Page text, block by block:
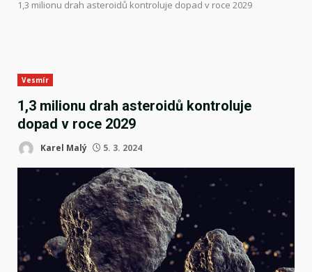
1,3 milionu drah asteroidů kontroluje dopad v roce 2029
Vesmír
1,3 milionu drah asteroidů kontroluje
dopad v roce 2029
Karel Malý 5. 3. 2024